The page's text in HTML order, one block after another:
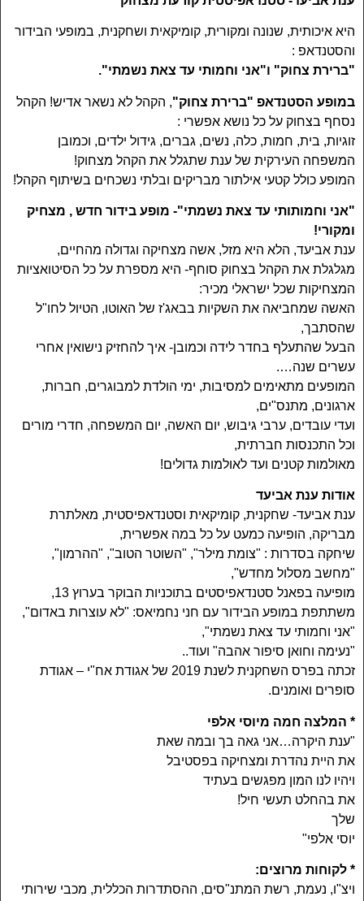
היא איכותית, שנונה ומקורית, קומיקאית ושחקנית, במופעי הבידור
והסטנדאפ :
"ברירת צחוק" ו"אני וחמותי עד צאת נשמתי".
במופע הסטנדאפ "ברירת צחוק", הקהל לא נשאר אדיש! הקהל
נסחף בצחוק על כל נושא אפשרי :
זוגיות, בית, חמות, כלה, נשים, גברים, גידול ילדים, וכמובן
המשפחה העירקית של ענת שתגלל את הקהל מצחוק!
המופע כולל קטעי אילתור מבריקים ובלתי נשכחים בשיתוף הקהל!
"אני וחמותותי עד צאת נשמתי"- מופע בידור חדש , מצחיק
ומקורי!
ענת אביעד, הלא היא מזל, אשה מצחיקה וגדולה מהחיים,
מגלגלת את הקהל בצחוק סוחף- היא מספרת על כל הסיטואציות
המצחיקות שכל ישראלי מכיר:
האשה שמחביאה את השקיות בבאג'ז של האוטו, הטיול לחו"ל
שהסתבך,
הבעל שהתעלף בחדר לידה וכמובן- איך להחזיק נישואין אחרי
עשרים שנה….
המופעים מתאימים למסיבות, ימי הולדת למבוגרים, חברות,
ארגונים, מתנס"ים,
ועדי עובדים, ערבי גיבוש, יום האשה, יום המשפחה, חדרי מורים
וכל התכנסות חברתית,
מאולמות קטנים ועד לאולמות גדולים!
אודות ענת אביעד
ענת אביעד- שחקנית, קומיקאית וסטנדאפיסטית, מאלתרת
מבריקה, הופיעה כמעט על כל במה אפשרית,
שיחקה בסדרות : "צומת מילר", "השוטר הטוב", "ההרמון",
"מחשב מסלול מחדש",
מופיעה בפאנל סטנדאפיסטים בתוכניות הבוקר בערוץ 13,
משתתפת במופע הבידור עם חני נחמיאס: "לא עוצרות באדום",
"אני וחמותי עד צאת נשמתי",
"נעימה וחואן סיפור אהבה" ועוד..
זכתה בפרס השחקנית לשנת 2019 של אגודת אח"י – אגודת
סופרים ואומנים.
* המלצה חמה מיוסי אלפי
"ענת היקרה…אני גאה בך ובמה שאת
את היית נהדרת ומצחיקה בפסטיבל
ויהיו לנו המון מפגשים בעתיד
את בהחלט תעשי חיל!
שלך
יוסי אלפי"
* לקוחות מרוצים:
ויצ"ו, נעמת, רשת המתנ"סים, ההסתדרות הכללית, מכבי שירותי